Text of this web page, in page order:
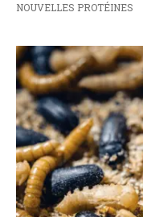
NOUVELLES PROTÉINES